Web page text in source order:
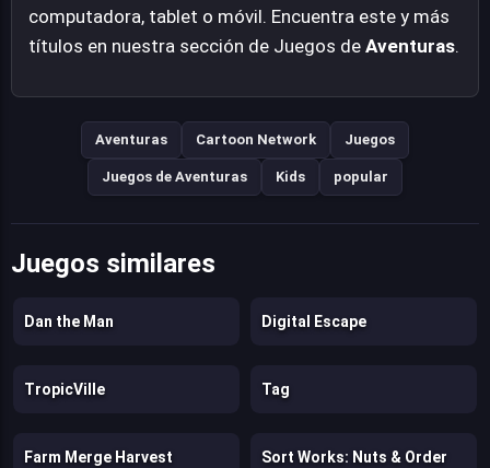
computadora, tablet o móvil. Encuentra este y más
títulos en nuestra sección de Juegos de Aventuras.
Aventuras Cartoon Network Juegos
Juegos de Aventuras Kids popular
Juegos similares
Dan the Man Digital Escape
TropicVille Tag
Farm Merge Harvest Sort Works: Nuts & Order